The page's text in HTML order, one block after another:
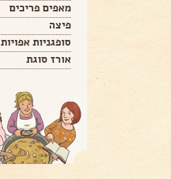
מאפים פריכים
פיצה
סופגניות אפויות
אורז סוגת